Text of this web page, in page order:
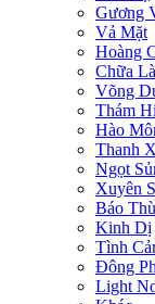
Gương
Vả Mặt
Hoàng
Chữa
Võng
Thám
Hào
Thanh
Ngọt
Xuyên
Báo Thù
Kinh Dị
Tình
Đông
Light